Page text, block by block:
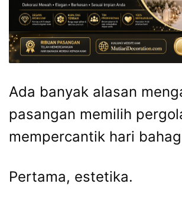
Ada banyak alasan
pasangan memilih
mempercantik hari
Pertama, estetika.